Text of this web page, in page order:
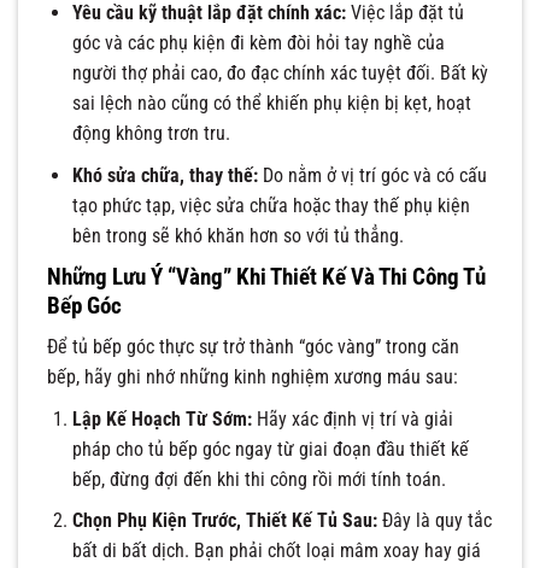
Yêu cầu kỹ thuật lắp đặt chính xác:Việc lắp đặt tủ
góc và các phụ kiện đi kèm đòi hỏi tay nghề của
người thợ phải cao, đo đạc chính xác tuyệt đối. Bất kỳ
sai lệch nào cũng có thể khiến phụ kiện bị kẹt, hoạt
động không trơn tru.
Khó sửa chữa, thay thế:Do nằm ở vị trí góc và có cấu
tạo phức tạp, việc sửa chữa hoặc thay thế phụ kiện
bên trong sẽ khó khăn hơn so với tủ thẳng.
Những Lưu Ý “Vàng” Khi Thiết Kế Và Thi Công Tủ
Bếp Góc
Để tủ bếp góc thực sự trở thành “góc vàng” trong căn
bếp, hãy ghi nhớ những kinh nghiệm xương máu sau:
Lập Kế Hoạch Từ Sớm:Hãy xác định vị trí và giải
pháp cho tủ bếp góc ngay từ giai đoạn đầu thiết kế
bếp, đừng đợi đến khi thi công rồi mới tính toán.
Chọn Phụ Kiện Trước, Thiết Kế Tủ Sau:Đây là quy tắc
bất di bất dịch. Bạn phải chốt loại mâm xoay hay giá